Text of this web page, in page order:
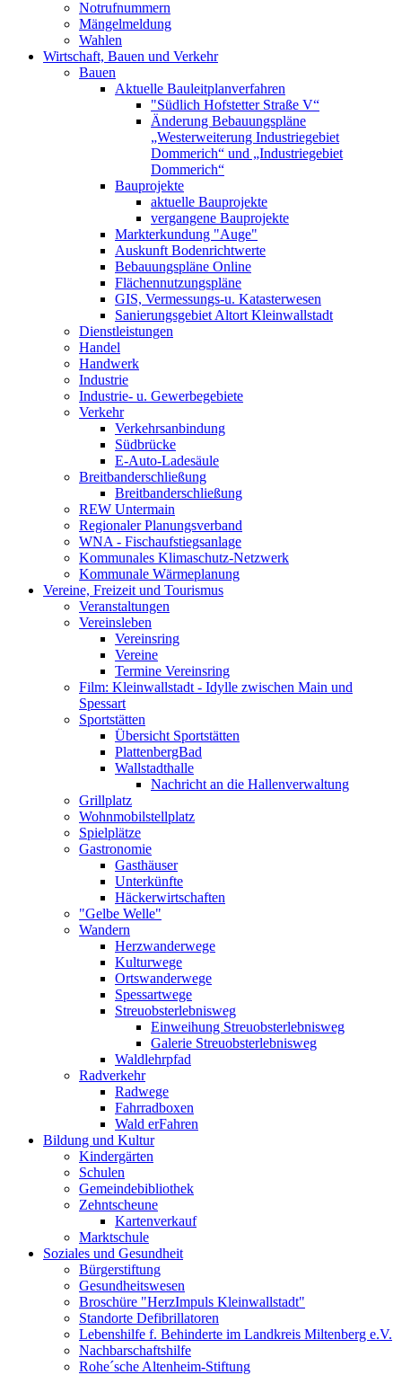
Notrufnummern
Mängelmeldung
Wahlen
Wirtschaft, Bauen und Verkehr
Bauen
Aktuelle Bauleitplanverfahren
"Südlich Hofstetter Straße V“
Änderung Bebauungspläne
„Westerweiterung Industriegebiet
Dommerich“ und „Industriegebiet
Dommerich“
Bauprojekte
aktuelle Bauprojekte
vergangene Bauprojekte
Markterkundung "Auge"
Auskunft Bodenrichtwerte
Bebauungspläne Online
Flächennutzungspläne
GIS, Vermessungs-u. Katasterwesen
Sanierungsgebiet Altort Kleinwallstadt
Dienstleistungen
Handel
Handwerk
Industrie
Industrie- u. Gewerbegebiete
Verkehr
Verkehrsanbindung
Südbrücke
E-Auto-Ladesäule
Breitbanderschließung
Breitbanderschließung
REW Untermain
Regionaler Planungsverband
WNA - Fischaufstiegsanlage
Kommunales Klimaschutz-Netzwerk
Kommunale Wärmeplanung
Vereine, Freizeit und Tourismus
Veranstaltungen
Vereinsleben
Vereinsring
Vereine
Termine Vereinsring
Film: Kleinwallstadt - Idylle zwischen Main und
Spessart
Sportstätten
Übersicht Sportstätten
PlattenbergBad
Wallstadthalle
Nachricht an die Hallenverwaltung
Grillplatz
Wohnmobilstellplatz
Spielplätze
Gastronomie
Gasthäuser
Unterkünfte
Häckerwirtschaften
"Gelbe Welle"
Wandern
Herzwanderwege
Kulturwege
Ortswanderwege
Spessartwege
Streuobsterlebnisweg
Einweihung Streuobsterlebnisweg
Galerie Streuobsterlebnisweg
Waldlehrpfad
Radverkehr
Radwege
Fahrradboxen
Wald erFahren
Bildung und Kultur
Kindergärten
Schulen
Gemeindebibliothek
Zehntscheune
Kartenverkauf
Marktschule
Soziales und Gesundheit
Bürgerstiftung
Gesundheitswesen
Broschüre "HerzImpuls Kleinwallstadt"
Standorte Defibrillatoren
Lebenshilfe f. Behinderte im Landkreis Miltenberg e.V.
Nachbarschaftshilfe
Rohe´sche Altenheim-Stiftung